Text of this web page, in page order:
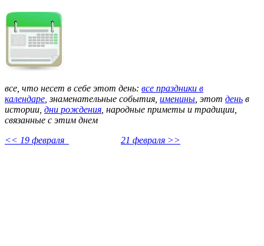
все, что несет в себе этот день: все праздники в
календаре ,знаменательные события, именины , этот день в
истории, дни рождения , народные приметы и традиции,
связанные с этим днем
<< 19 февраля
21 февраля >>